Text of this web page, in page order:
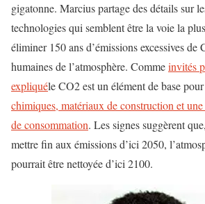
gigatonne. Marcius partage des détails sur
technologies qui semblent être la voie la
éliminer 150 ans d’émissions excessives de
humaines de l’atmosphère. Commeinvités
expliquéle CO2 est un élément de base pour
chimiques, matériaux de construction et
de consommation. Les signes suggèrent
mettre fin aux émissions d’ici 2050,
pourrait être nettoyée d’ici 2100.